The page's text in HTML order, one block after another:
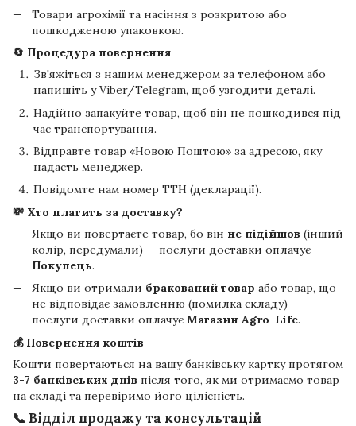
Товари агрохімії та насіння з розкритою або
пошкодженою упаковкою.
🔄 Процедура повернення
Зв'яжіться з нашим менеджером за телефоном або
напишіть у Viber/Telegram, щоб узгодити деталі.
Надійно запакуйте товар, щоб він не пошкодився під
час транспортування.
Відправте товар «Новою Поштою» за адресою, яку
надасть менеджер.
Повідомте нам номер ТТН (декларації).
💸 Хто платить за доставку?
Якщо ви повертаєте товар, бо він не підійшов (інший
колір, передумали) — послуги доставки оплачує
Покупець.
Якщо ви отримали бракований товар або товар, що
не відповідає замовленню (помилка складу) —
послуги доставки оплачує Магазин Agro-Life.
💰 Повернення коштів
Кошти повертаються на вашу банківську картку протягом
3-7 банківських днів після того, як ми отримаємо товар
на складі та перевіримо його цілісність.
📞 Відділ продажу та консультацій